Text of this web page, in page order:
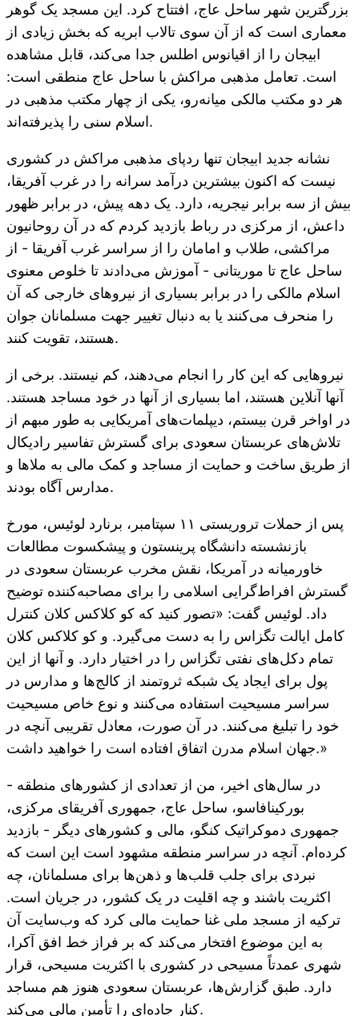
بزرگترین شهر ساحل عاج، افتتاح کرد. این مسجد یک گوهر
معماری است که از آن سوی تالاب ابریه که بخش زیادی از
ابیجان را از اقیانوس اطلس جدا می‌کند، قابل مشاهده
است. تعامل مذهبی مراکش با ساحل عاج منطقی است:
هر دو مکتب مالکی میانه‌رو، یکی از چهار مکتب مذهبی در
اسلام سنی را پذیرفته‌اند.
نشانه جدید ابیجان تنها ردپای مذهبی مراکش در کشوری
نیست که اکنون بیشترین درآمد سرانه را در غرب آفریقا،
بیش از سه برابر نیجریه، دارد. یک دهه پیش، در برابر ظهور
داعش، از مرکزی در رباط بازدید کردم که در آن روحانیون
مراکشی، طلاب و امامان را از سراسر غرب آفریقا - از
ساحل عاج تا موریتانی - آموزش می‌دادند تا خلوص معنوی
اسلام مالکی را در برابر بسیاری از نیروهای خارجی که آن
را منحرف می‌کنند یا به دنبال تغییر جهت مسلمانان جوان
هستند، تقویت کنند.
نیروهایی که این کار را انجام می‌دهند، کم نیستند. برخی از
آنها آنلاین هستند، اما بسیاری از آنها در خود مساجد هستند.
در اواخر قرن بیستم، دیپلمات‌های آمریکایی به طور مبهم از
تلاش‌های عربستان سعودی برای گسترش تفاسیر رادیکال
از طریق ساخت و حمایت از مساجد و کمک مالی به ملاها و
مدارس آگاه بودند.
پس از حملات تروریستی ۱۱ سپتامبر، برنارد لوئیس، مورخ
بازنشسته دانشگاه پرینستون و پیشکسوت مطالعات
خاورمیانه در آمریکا، نقش مخرب عربستان سعودی در
گسترش افراط‌گرایی اسلامی را برای مصاحبه‌کننده توضیح
داد. لوئیس گفت: «تصور کنید که کو کلاکس کلان کنترل
کامل ایالت تگزاس را به دست می‌گیرد. و کو کلاکس کلان
تمام دکل‌های نفتی تگزاس را در اختیار دارد. و آنها از این
پول برای ایجاد یک شبکه ثروتمند از کالج‌ها و مدارس در
سراسر مسیحیت استفاده می‌کنند و نوع خاص مسیحیت
خود را تبلیغ می‌کنند. در آن صورت، معادل تقریبی آنچه در
جهان اسلام مدرن اتفاق افتاده است را خواهید داشت.»
در سال‌های اخیر، من از تعدادی از کشورهای منطقه -
بورکینافاسو، ساحل عاج، جمهوری آفریقای مرکزی،
جمهوری دموکراتیک کنگو، مالی و کشورهای دیگر - بازدید
کرده‌ام. آنچه در سراسر منطقه مشهود است این است که
نبردی برای جلب قلب‌ها و ذهن‌ها برای مسلمانان، چه
اکثریت باشند و چه اقلیت در یک کشور، در جریان است.
ترکیه از مسجد ملی غنا حمایت مالی کرد که وب‌سایت آن
به این موضوع افتخار می‌کند که بر فراز خط افق آکرا،
شهری عمدتاً مسیحی در کشوری با اکثریت مسیحی، قرار
دارد. طبق گزارش‌ها، عربستان سعودی هنوز هم مساجد
کنار جاده‌ای را تأمین مالی می‌کند.